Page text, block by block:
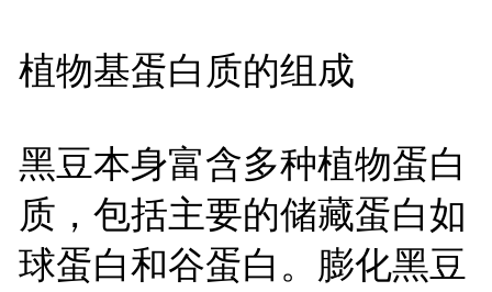
植物基蛋白质的组成
黑豆本身富含多种植物蛋白
质，包括主要的储藏蛋白如
球蛋白和谷蛋白。膨化黑豆